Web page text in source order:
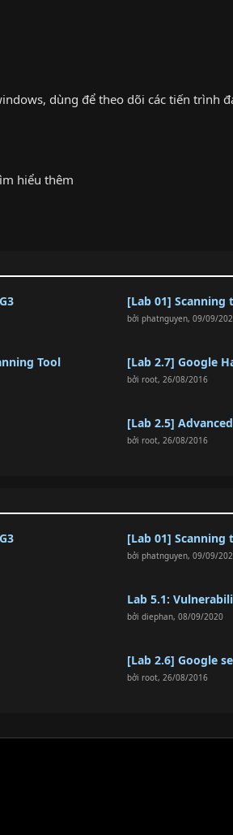
dùng để theo dõi các tiến trình
hiểu thêm
[Lab 01]
bởi phatnguyen,09/09/
Tool [Lab 2.7] Google
bởi root,26/08/2016
[Lab 2.5]
bởi root,26/08/2016
[Lab 01]
bởi phatnguyen,09/09/
Lab 5.1:
bởidiephan,08/09/2020
[Lab 2.6] Google
bởi root,26/08/2016